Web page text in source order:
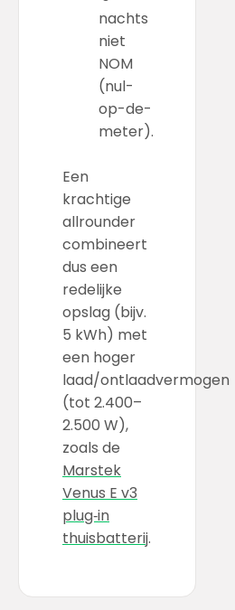
nachts
niet
NOM
(nul-
op-de-
meter).
Een
krachtige
allrounder
combineert
dus een
redelijke
opslag (bijv.
5 kWh) met
een hoger
laad/ontlaadvermogen
(tot 2.400–
2.500 W),
zoals de
Marstek
Venus E v3
plug‑in
thuisbatterij.